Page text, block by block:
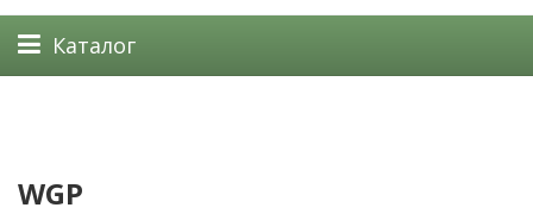
Каталог
WGP